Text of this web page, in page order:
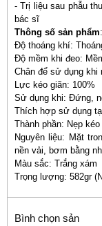
- Trị liệu sau phẫu
bác sĩ
Thông số sản phẩm:
Độ thoáng khí:
Độ mềm khi đeo:
Chân để sử dụng khi
Lực kéo giãn: 100%
Sử dụng khi: Đứng,
Thích hợp sử dụng
Thành phần: Nẹp
Nguyên liệu: Mặt
nền vải, bơm bằng
Màu sắc: Trắng xám
Trọng lượng: 582gr
Bình chọn sản